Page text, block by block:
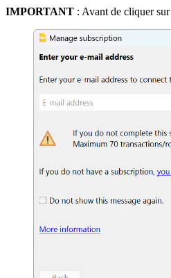
IMPORTANT : Avant de cliquer sur